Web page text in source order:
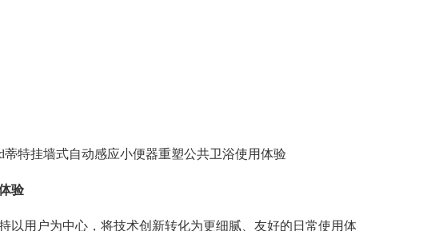
蒂特挂墙式自动感应小便器重塑公共卫浴使用体验
验
以用户为中心，将技术创新转化为更细腻、友好的日常使用体